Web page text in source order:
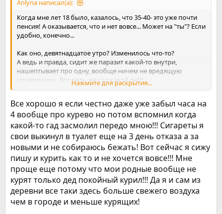
Anlyna написал(а):
Когда мне лет 18 было, казалось, что 35-40- это уже почти
пенсия! А оказывается, что и нет вовсе... Может на "ты"? Если
удобно, конечно...
Как оно, девятнадцатое утро? Изменилось что-то?
А ведь и правда, сидит же паразит какой-то внутри,
нашептывает про одну, вообще ничем не вредящую
сигареточку.. Вот ведь же гад какой он!!!
самое трудное уже позади. Когда все друзья/подружки
звали перекурить. Когда ироничные взгляды не оставляли.
Типа: - Ну-ну... все равно же сорвешься... Ну а может одну-то
можно тебе теперь..?
Теперь воевать только с собой. Может и сложнее это, но
уже понятно хоть, что будет если покурить. И это теперь
пугает! Ну не хочется запаха дыма от себя больше! Не
хочется терять мир ароматов!! Не хочется выбегать под
навес из ресторана, чтобы стоять, ну как дура/дурак, около
заплеванной пепельницы. В прокуренную курилку не
хочется идти!! Правда?
Нажмите для раскрытия...
Все хорошо я если честно даже уже забыл часа на
4 вообще про курево но потом вспомнил когда
какой-то гад засмолил передо мною!!! Сигареты я
свои выкинул в туалет еще на 3 день отказа а за
новыми и не собираюсь бежать! Вот сейчас я сижу
пишу и курить как то и не хочется вовсе!!! Мне
проще еще потому что мои родные вообще не
курят только дед покойный курил!!! Да я и сам из
деревни все таки здесь больше свежего воздуха
чем в городе и меньше курящих!